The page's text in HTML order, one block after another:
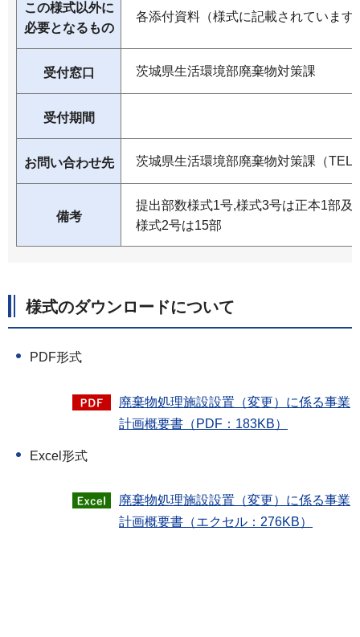
この様式以外に
必要となるもの
各添付資料（様式に記載されています
受付窓口 茨城県生活環境部廃棄物対策課
受付期間
お問い合わせ先 茨城県生活環境部廃棄物対策課（
備考
提出部数様式1号,様式3号は正本1部及
様式2号は15部
様式のダウンロードについて
PDF形式
廃棄物処理施設設置（変更）に係る事業
計画概要書（PDF：183KB）
Excel形式
廃棄物処理施設設置（変更）に係る事業
計画概要書（エクセル：276KB）